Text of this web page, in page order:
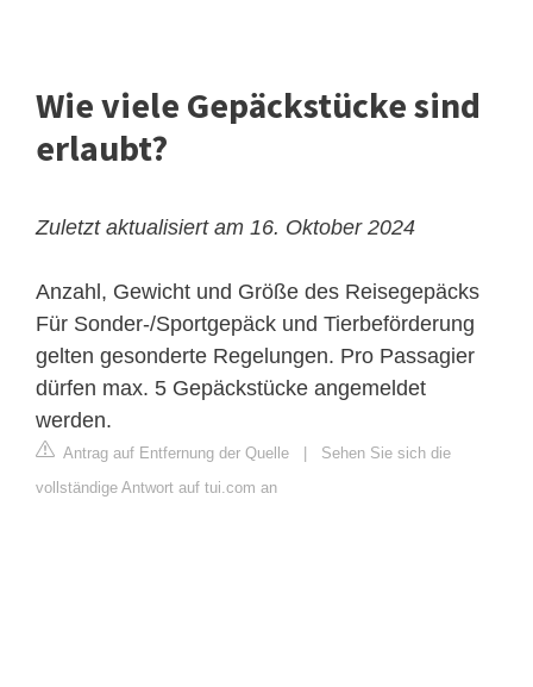
Wie viele Gepäckstücke sind
erlaubt?
Zuletzt aktualisiert am 16. Oktober 2024
Anzahl, Gewicht und Größe des Reisegepäcks
Für Sonder-/Sportgepäck und Tierbeförderung
gelten gesonderte Regelungen. Pro Passagier
dürfen max. 5 Gepäckstücke angemeldet
werden.
Antrag auf Entfernung der Quelle
Sehen Sie sich die
vollständige Antwort auf tui.com an